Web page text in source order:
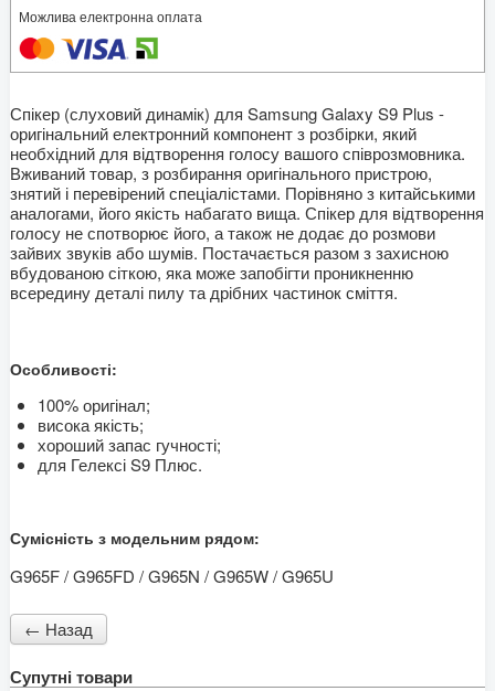
Можлива електронна оплата
Спікер (слуховий динамік) для Samsung Galaxy S9 Plus -
оригінальний електронний компонент з розбірки, який
необхідний для відтворення голосу вашого співрозмовника.
Вживаний товар, з розбирання оригінального пристрою,
знятий і перевірений спеціалістами. Порівняно з китайськими
аналогами, його якість набагато вища. Спікер для відтворення
голосу не спотворює його, а також не додає до розмови
зайвих звуків або шумів. Постачається разом з захисною
вбудованою сіткою, яка може запобігти проникненню
всередину деталі пилу та дрібних частинок сміття.
Особливості:
100% оригінал;
висока якість;
хороший запас гучності;
для Гелексі S9 Плюс.
Сумісність з модельним рядом:
G965F / G965FD / G965N / G965W / G965U
Супутні товари